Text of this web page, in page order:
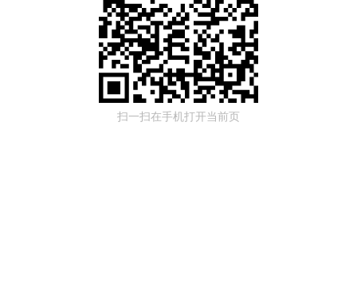
扫一扫在手机打开当前页